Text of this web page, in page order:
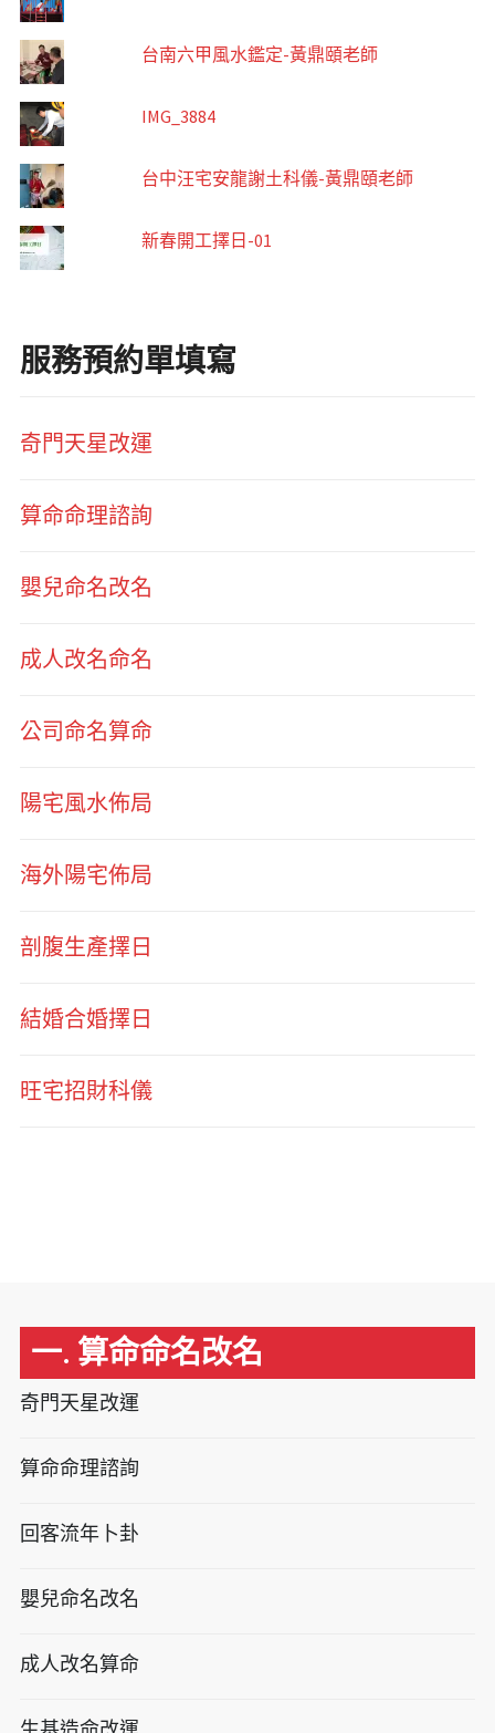
台南六甲風水鑑定-黃鼎頤老師
IMG_3884
台中汪宅安龍謝土科儀-黃鼎頤老師
新春開工擇日-01
服務預約單填寫
奇門天星改運
算命命理諮詢
嬰兒命名改名
成人改名命名
公司命名算命
陽宅風水佈局
海外陽宅佈局
剖腹生產擇日
結婚合婚擇日
旺宅招財科儀
一. 算命命名改名
奇門天星改運
算命命理諮詢
回客流年卜卦
嬰兒命名改名
成人改名算命